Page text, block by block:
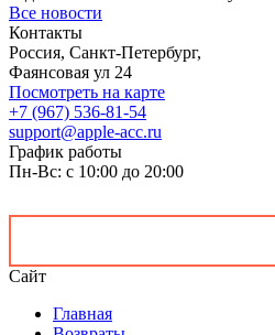
Все новости
Контакты
Россия, Санкт-Петербург,
Фаянсовая ул 24
Посмотреть на карте
+7 (967) 536-81-54
support@apple-acc.ru
График работы
Пн-Вс: с 10:00 до 20:00
Сайт
Главная